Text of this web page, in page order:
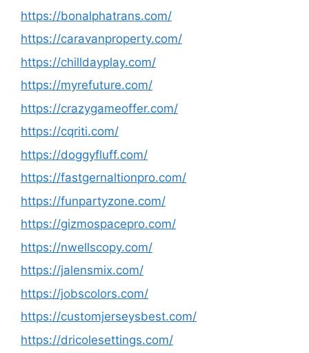
https://bonalphatrans.com/
https://caravanproperty.com/
https://chilldayplay.com/
https://myrefuture.com/
https://crazygameoffer.com/
https://cqriti.com/
https://doggyfluff.com/
https://fastgernaltionpro.com/
https://funpartyzone.com/
https://gizmospacepro.com/
https://nwellscopy.com/
https://jalensmix.com/
https://jobscolors.com/
https://customjerseysbest.com/
https://dricolesettings.com/